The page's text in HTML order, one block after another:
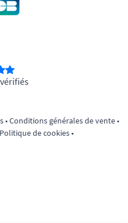
•Conditions générales de vente•
Politique de cookies•